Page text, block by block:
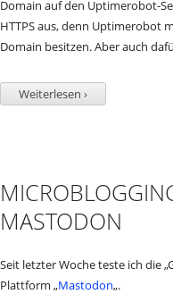
Domain auf den Uptimerobot-
HTTPS aus, denn Uptimerobot
Domain besitzen. Aber auch
Weiterlesen ›
MASTODON
Seit letzter Woche teste ich die
Plattform „Mastodon„.